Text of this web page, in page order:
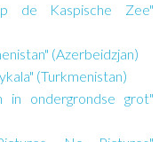
de Kaspische Zee"
(Azerbeidzjan)
(Turkmenistan)
in ondergrondse grot"